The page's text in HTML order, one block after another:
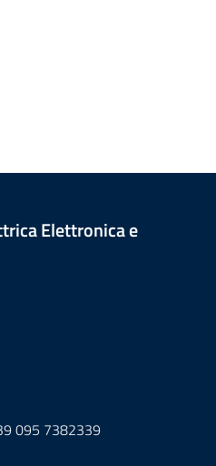
Elettronica e
095 7382339